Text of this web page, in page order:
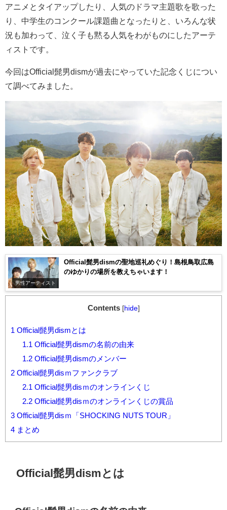
アニメとタイアップしたり、人気のドラマ主題歌を歌った
り、中学生のコンクール課題曲となったりと、いろんな状
況も加わって、泣く子も黙る人気をわがものにしたアーテ
ィストです。
今回はOfficial髭男dismが過去にやっていた記念くじについ
て調べてみました。
男性アーティスト
Official髭男dismの聖地巡礼めぐり！島根鳥取広島
のゆかりの場所を教えちゃいます！
Contents [hide]
1 Official髭男dismとは
1.1 Official髭男dismの名前の由来
1.2Official髭男dismのメンバー
2 Official髭男disｍファンクラブ
2.1 Official髭男disｍのオンラインくじ
2.2Official髭男disｍのオンラインくじの賞品
3 Official髭男disｍ「SHOCKING NUTS TOUR」
4 まとめ
Official髭男dismとは